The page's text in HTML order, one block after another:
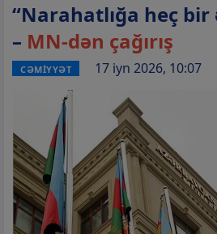
“Narahatlığa heç bir
– MN-dən çağırış
CƏMİYYƏT 17 iyn 2026, 10:07